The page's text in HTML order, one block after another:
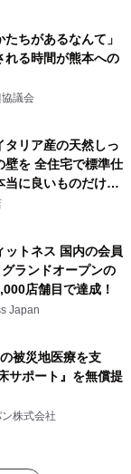
たちがあるなんて」
れる時間が熊本への
議会
タリア産の天然しっ
壁を 全住宅で標準仕
当に良いものだけに
ットネス 国内の会員
ランドオープンの
店舗目で達成！
Japan
被災地医療を支
ポート』を無償提
株式会社